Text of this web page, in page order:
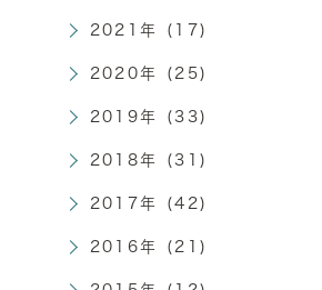
2021年 (17)
2020年 (25)
2019年 (33)
2018年 (31)
2017年 (42)
2016年 (21)